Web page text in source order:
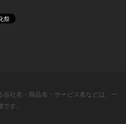
会社名・商品名・サービス名などは、一
す。